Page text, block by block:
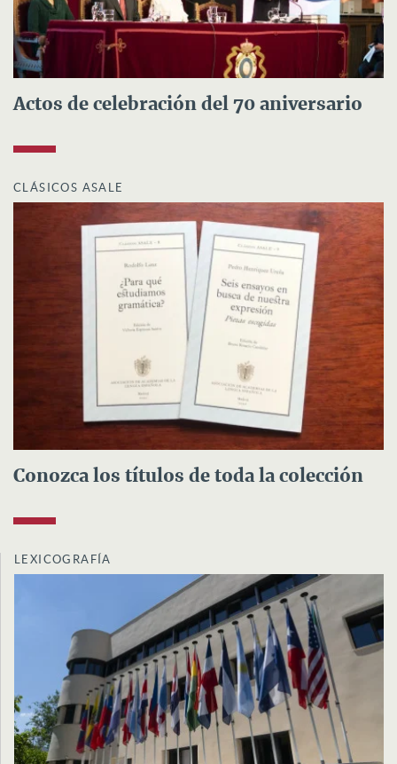
Actos de celebración del 70 aniversario
CLÁSICOS ASALE
Conozca los títulos de toda la colección
LEXICOGRAFÍA